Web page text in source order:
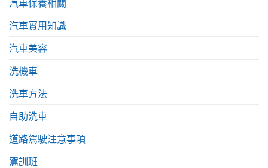
汽車保養相關
汽車實用知識
汽車美容
洗機車
洗車方法
自助洗車
道路駕駛注意事項
駕訓班